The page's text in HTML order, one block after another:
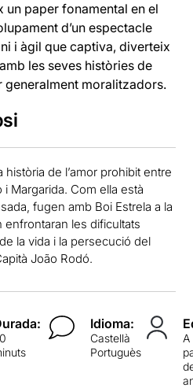
un paper fonamental en el
d’un espectacle
i àgil que captiva, diverteix
les seves històries de
generalment moralitzadors.
història de l’amor prohibit entre
i Margarida. Com ella està
fugen amb Boi Estrela a la
enfrontaran les dificultats
la vida i la persecució del
João Rodó.
Idioma:
Castellà
Portuguès
A